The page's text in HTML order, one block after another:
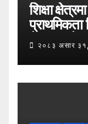
शिक्षा
प्राथमिकता
नेपाल उद्योग
दिवसको
जनश्रमिक आ
२०८३ असार